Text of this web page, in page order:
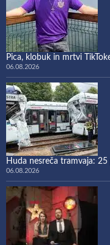
Pica, klobuk in mrtvi
06.08.2026
Huda nesreča tramvaja:
06.08.2026